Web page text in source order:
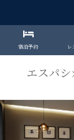
宿泊予約 レ
エスパ